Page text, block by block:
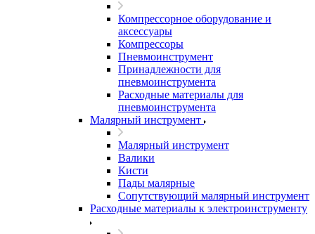
Компрессорное оборудование и
аксессуары
Компрессоры
Пневмоинструмент
Принадлежности для
пневмоинструмента
Расходные материалы для
пневмоинструмента
Малярный инструмент
Малярный инструмент
Валики
Кисти
Пады малярные
Сопутствующий малярный инструмент
Расходные материалы к электроинструменту